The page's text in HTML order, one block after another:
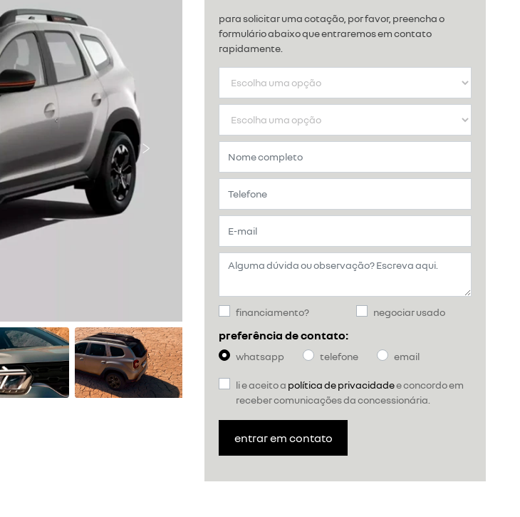
para solicitar uma cotação, por favor, preencha o
formulário abaixo que entraremos em contato
rapidamente.
financiamento? negociar usado
preferência de contato:
whatsapp telefone email
li e aceito a política de privacidadee concordo em
receber comunicações da concessionária.
entrar em contato
Próximo